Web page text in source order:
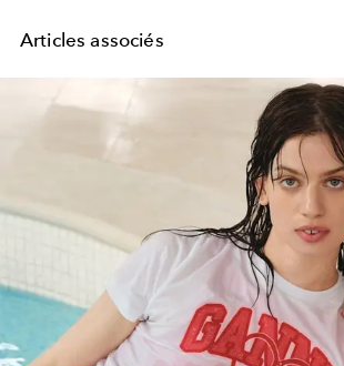
Articles associés